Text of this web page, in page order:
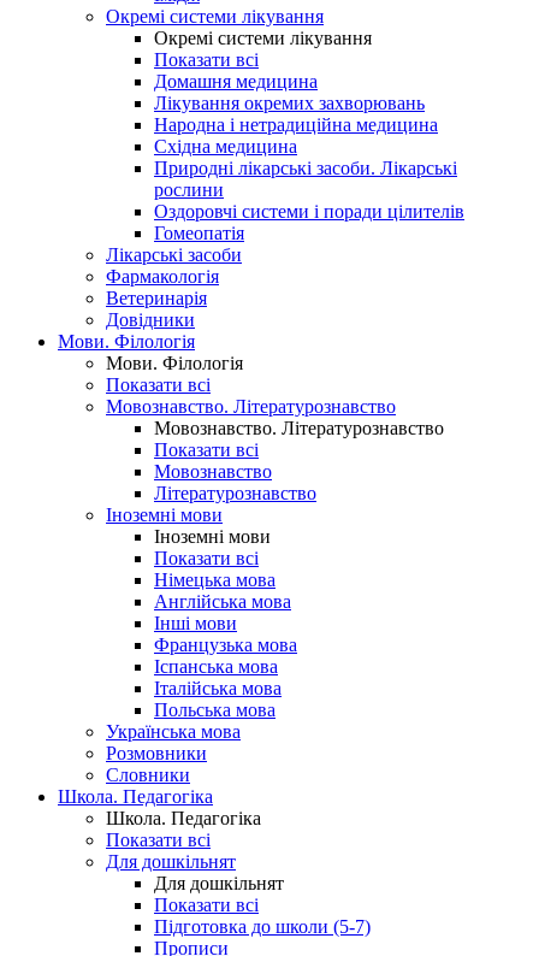
Окремі системи лікування
Окремі системи лікування
Показати всі
Домашня медицина
Лікування окремих захворювань
Народна і нетрадиційна медицина
Східна медицина
Природні лікарські засоби. Лікарські
рослини
Оздоровчі системи і поради цілителів
Гомеопатія
Лікарські засоби
Фармакологія
Ветеринарія
Довідники
Мови. Філологія
Мови. Філологія
Показати всі
Мовознавство. Літературознавство
Мовознавство. Літературознавство
Показати всі
Мовознавство
Літературознавство
Іноземні мови
Іноземні мови
Показати всі
Німецька мова
Англійська мова
Інші мови
Французька мова
Іспанська мова
Італійська мова
Польська мова
Українська мова
Розмовники
Словники
Школа. Педагогіка
Школа. Педагогіка
Показати всі
Для дошкільнят
Для дошкільнят
Показати всі
Підготовка до школи (5-7)
Прописи